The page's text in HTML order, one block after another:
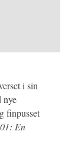
i sin
nye
finpusset
En